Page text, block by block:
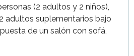
(2 adultos y 2 niños),
adultos suplementarios bajo
de un salón con sofá,